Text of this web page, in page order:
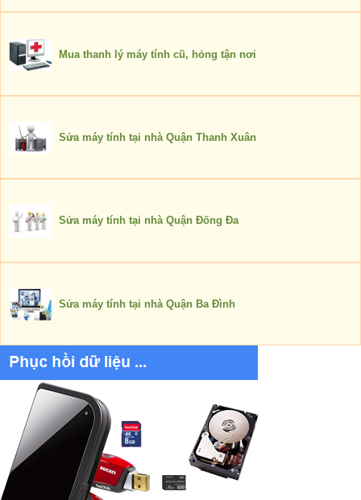
Mua thanh lý máy tính cũ, hỏng tận nơi
Sửa máy tính tại nhà Quận Thanh Xuân
Sửa máy tính tại nhà Quận Đống Đa
Sửa máy tính tại nhà Quận Ba Đình